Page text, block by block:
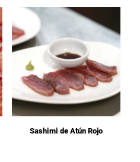
Sashimi de Atún Rojo